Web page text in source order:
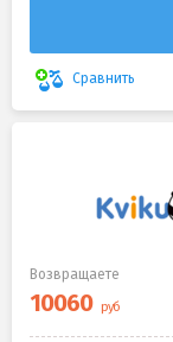
Сравнить
Возвращаете